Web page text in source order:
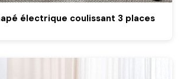
électrique coulissant 3 places